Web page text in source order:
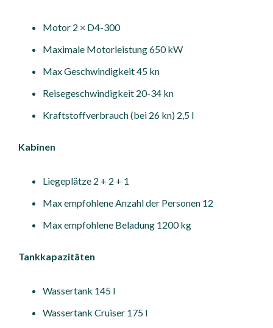
Motor 2 × D4-300
Maximale Motorleistung 650 kW
Max Geschwindigkeit 45 kn
Reisegeschwindigkeit 20-34 kn
Kraftstoffverbrauch (bei 26 kn) 2,5 l
Kabinen
Liegeplätze 2 + 2 + 1
Max empfohlene Anzahl der Personen 12
Max empfohlene Beladung 1200 kg
Tankkapazitäten
Wassertank 145 l
Wassertank Cruiser 175 l